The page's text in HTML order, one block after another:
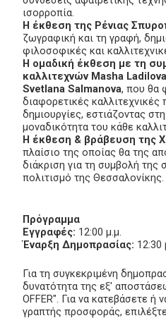
ισορροπία.
Η έκθεση της Ρένιας
ζωγραφική και τη γραφή,
φιλοσοφικές και
Η ομαδική έκθεση με τη
καλλιτεχνών Masha
Svetlana Salmanova, που θα
διαφορετικές καλλιτεχνικές
δημιουργίες, εστιάζοντας
μοναδικότητα του κάθε
Η έκθεση & βράβευση της
πλαίσιο της οποίας θα της
διάκριση για τη συμβολή της
πολιτισμό της Θεσσαλονίκης.
Πρόγραμμα
Εγγραφές: 12:00 μ.μ.
Έναρξη Δημοπρασίας: 12:30
Για τη συγκεκριμένη
δυνατότητα της εξ'
OFFER". Για να κατεβάσετε
γραπτής προσφοράς, επιλέξτε